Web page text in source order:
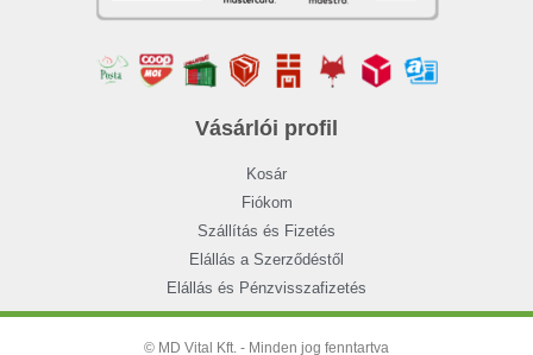
Vásárlói profil
Kosár
Fiókom
Szállítás és Fizetés
Elállás a Szerződéstől
Elállás és Pénzvisszafizetés
© MD Vital Kft. - Minden jog fenntartva